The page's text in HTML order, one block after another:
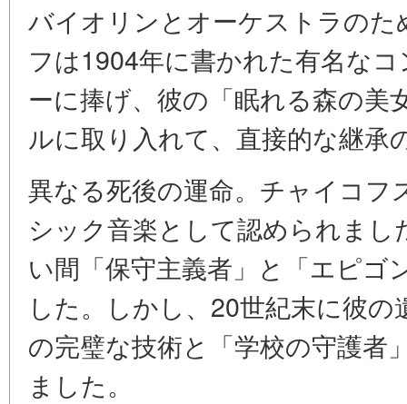
バイオリンとオーケストラの
フは1904年に書かれた有名な
ーに捧げ、彼の「眠れる森の美
ルに取り入れて、直接的な継承
異なる死後の運命。チャイコフ
シック音楽として認められま
い間「保守主義者」と「エピゴ
した。しかし、20世紀末に彼
の完璧な技術と「学校の守護者
ました。